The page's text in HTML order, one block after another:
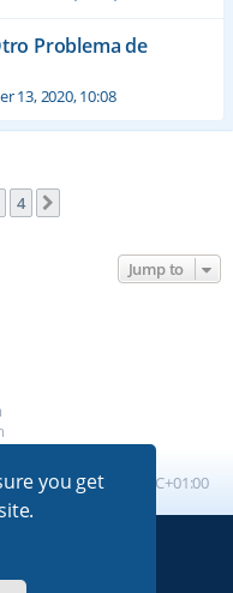
you get
Problema de
13, 2020, 10:08
4
Jump to
All times are UTC+01:00
phpBB Styles